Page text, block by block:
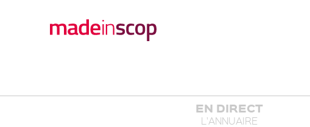
EN DIRECT
L'ANNUAIRE